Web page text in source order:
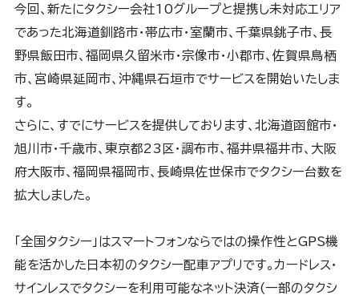
今回、新たにタクシー会社10グループと提携し未対応エリア
であった北海道釧路市・帯広市・室蘭市、千葉県銚子市、長
野県飯田市、福岡県久留米市・宗像市・小郡市、佐賀県鳥栖
市、宮崎県延岡市、沖縄県石垣市でサービスを開始いたしま
す。
さらに、すでにサービスを提供しております、北海道函館市・
旭川市・千歳市、東京都23区・調布市、福井県福井市、大阪
府大阪市、福岡県福岡市、長崎県佐世保市でタクシー台数を
拡大しました。
「全国タクシー」はスマートフォンならではの操作性とGPS機
能を活かした日本初のタクシー配車アプリです。カードレス・
サインレスでタクシーを利用可能なネット決済(一部のタクシ